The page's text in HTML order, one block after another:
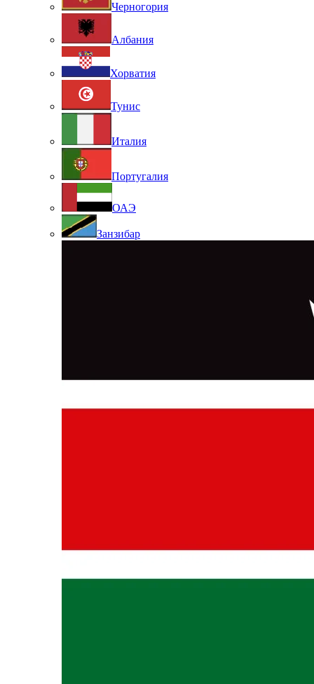
Черногория
Албания
Хорватия
Тунис
Италия
Португалия
ОАЭ
Занзибар